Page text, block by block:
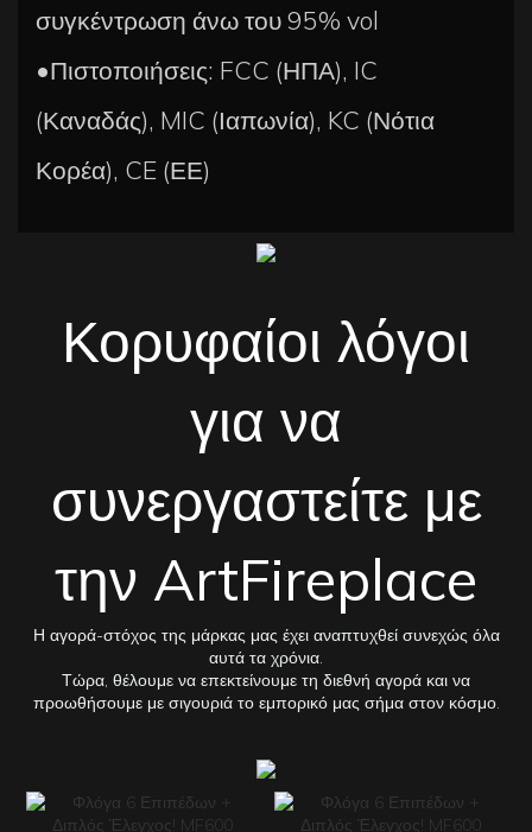
συγκέντρωση άνω του 95% vol
•Πιστοποιήσεις: FCC (ΗΠΑ), IC
(Καναδάς), MIC (Ιαπωνία), KC (Νότια
Κορέα), CE (ΕΕ)
Κορυφαίοι λόγοι
για να
συνεργαστείτε με
την ArtFireplace
Η αγορά-στόχος της μάρκας μας έχει αναπτυχθεί συνεχώς όλα
αυτά τα χρόνια.
Τώρα, θέλουμε να επεκτείνουμε τη διεθνή αγορά και να
προωθήσουμε με σιγουριά το εμπορικό μας σήμα στον κόσμο.